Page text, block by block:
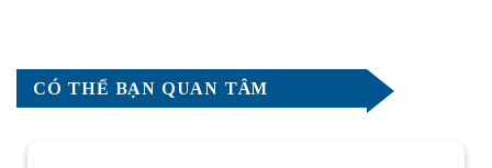
CÓ THỂ BẠN QUAN TÂM